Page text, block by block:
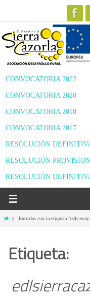
contenido
CONVOCATORIA 2022
CONVOCATORIA 2020
CONVOCATORIA 2018
CONVOCATORIA 2017
RESOLUCIÓN
RESOLUCIÓN
RESOLUCIÓN
InicioEntradas con la etiqueta
Etiqueta: